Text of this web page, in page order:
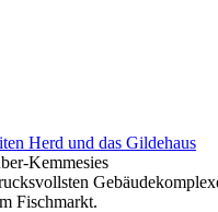
Herd und das Gildehaus
Kemmesies
Fischmarkt.